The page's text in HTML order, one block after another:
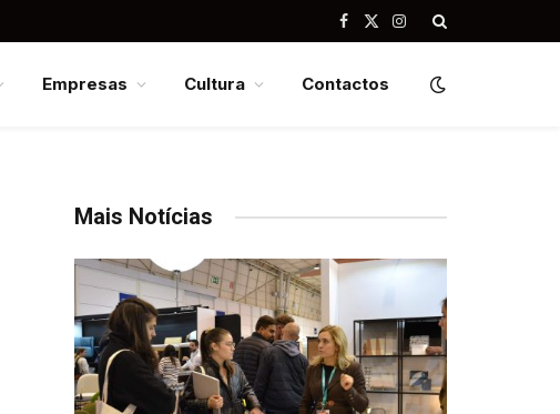
Facebook
X
Instagram
Empresas Cultura Contactos
Mais Notícias